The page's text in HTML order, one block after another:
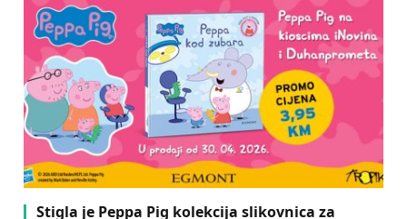
Stigla je Peppa Pig kolekcija slikovnica za